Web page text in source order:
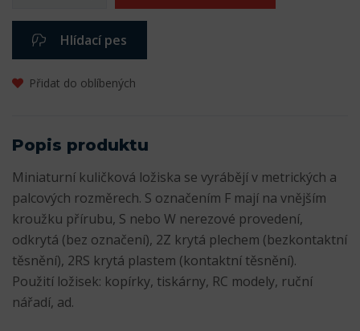
Hlídací pes
Přidat do oblíbených
Popis produktu
Miniaturní kuličková ložiska se vyrábějí v metrických a
palcových rozměrech. S označením F mají na vnějším
kroužku přírubu, S nebo W nerezové provedení,
odkrytá (bez označení), 2Z krytá plechem (bezkontaktní
těsnění), 2RS krytá plastem (kontaktní těsnění).
Použití ložisek: kopírky, tiskárny, RC modely, ruční
nářadí, ad.